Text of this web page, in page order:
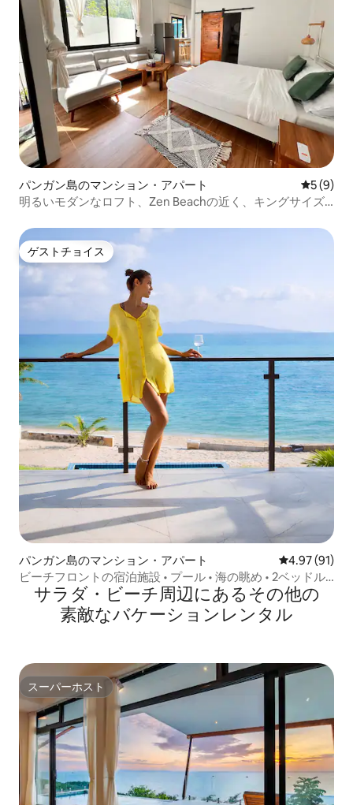
パンガン島のマンション・アパート レビュー
5 (9)
明るいモダンなロフト、Zen Beachの近く、キングサイズ
ゲストチョイス
ゲストチョイス
パンガン島のマンション・アパート レビュー91
4.97 (91)
ビーチフロントの宿泊施設 • プール • 海の眺め • 2ベッドル
ームのマンション・アパート
サラダ・ビーチ⁠周⁠辺⁠に⁠あ⁠るそ⁠の⁠他⁠の
素⁠敵⁠なバ⁠ケ⁠ー⁠シ⁠ョ⁠ン⁠レ⁠ン⁠タ⁠ル
スーパーホスト
スーパーホスト